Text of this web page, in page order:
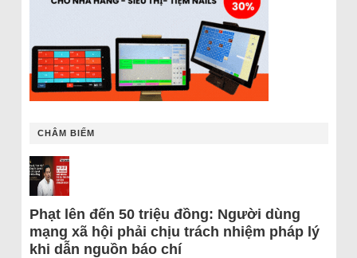
CHÂM BIẾM
Phạt lên đến 50 triệu đồng: Người dùng
mạng xã hội phải chịu trách nhiệm pháp lý
khi dẫn nguồn báo chí